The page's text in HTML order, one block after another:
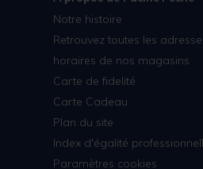
Notre histoire
Retrouvez toutes les
horaires de nos magasins
Carte de fidelité
Carte Cadeau
Plan du site
Index d'égalité
Paramètres cookies